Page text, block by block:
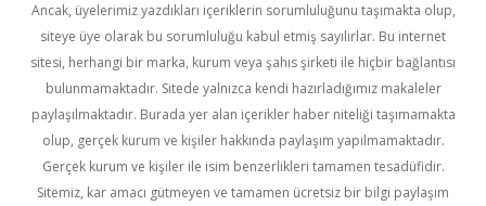
Ancak, üyelerimiz yazdıkları içeriklerin sorumluluğunu taşımakta olup,
siteye üye olarak bu sorumluluğu kabul etmiş sayılırlar. Bu internet
sitesi, herhangi bir marka, kurum veya şahıs şirketi ile hiçbir bağlantısı
bulunmamaktadır. Sitede yalnızca kendi hazırladığımız makaleler
paylaşılmaktadır. Burada yer alan içerikler haber niteliği taşımamakta
olup, gerçek kurum ve kişiler hakkında paylaşım yapılmamaktadır.
Gerçek kurum ve kişiler ile isim benzerlikleri tamamen tesadüfidir.
Sitemiz, kar amacı gütmeyen ve tamamen ücretsiz bir bilgi paylaşım